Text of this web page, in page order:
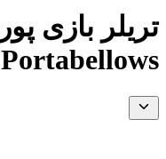
Portabellows